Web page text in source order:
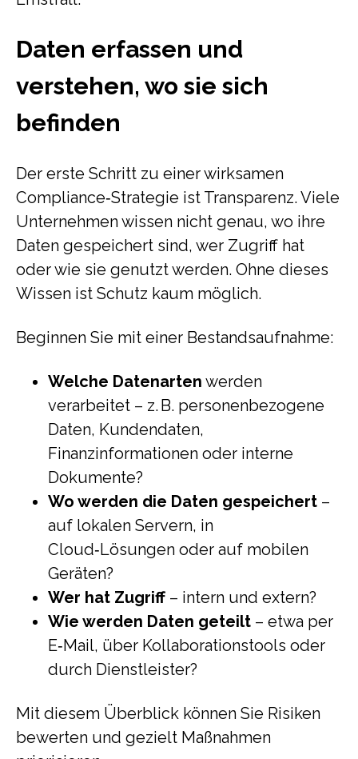
Daten erfassen und
verstehen, wo sie sich
befinden
Der erste Schritt zu einer wirksamen
Compliance‑Strategie ist Transparenz. Viele
Unternehmen wissen nicht genau, wo ihre
Daten gespeichert sind, wer Zugriff hat
oder wie sie genutzt werden. Ohne dieses
Wissen ist Schutz kaum möglich.
Beginnen Sie mit einer Bestandsaufnahme:
Welche Datenarten werden
verarbeitet – z. B. personenbezogene
Daten, Kundendaten,
Finanzinformationen oder interne
Dokumente?
Wo werden die Daten gespeichert –
auf lokalen Servern, in
Cloud‑Lösungen oder auf mobilen
Geräten?
Wer hat Zugriff – intern und extern?
Wie werden Daten geteilt – etwa per
E‑Mail, über Kollaborationstools oder
durch Dienstleister?
Mit diesem Überblick können Sie Risiken
bewerten und gezielt Maßnahmen